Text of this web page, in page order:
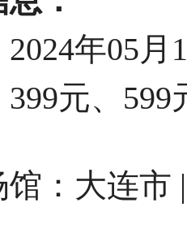
年05月
元、599
： 大连市